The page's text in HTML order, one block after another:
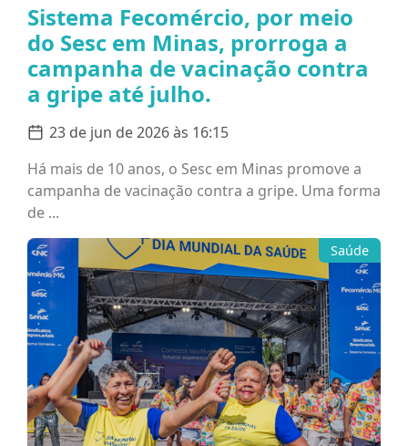
Sistema Fecomércio, por meio
do Sesc em Minas, prorroga a
campanha de vacinação contra
a gripe até julho.
23 de jun de 2026 às 16:15
Há mais de 10 anos, o Sesc em Minas promove a
campanha de vacinação contra a gripe. Uma forma
de ...
Saúde